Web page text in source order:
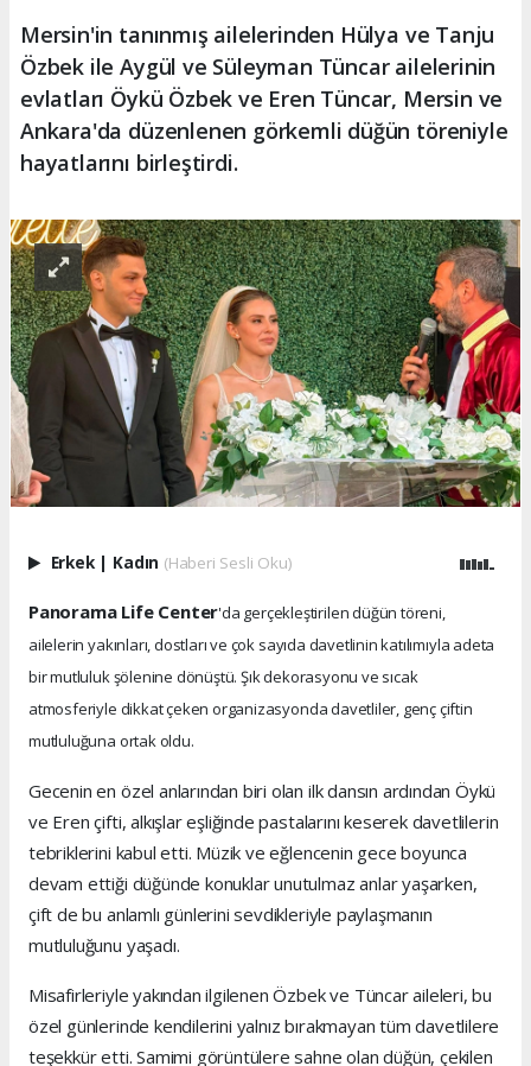
Mersin'in tanınmış ailelerinden Hülya ve Tanju
Özbek ile Aygül ve Süleyman Tüncar ailelerinin
evlatları Öykü Özbek ve Eren Tüncar, Mersin ve
Ankara'da düzenlenen görkemli düğün töreniyle
hayatlarını birleştirdi.
Erkek | Kadın (Haberi Sesli Oku)
Panorama Life Center'da gerçekleştirilen düğün töreni,
ailelerin yakınları, dostları ve çok sayıda davetlinin katılımıyla adeta
bir mutluluk şölenine dönüştü. Şık dekorasyonu ve sıcak
atmosferiyle dikkat çeken organizasyonda davetliler, genç çiftin
mutluluğuna ortak oldu.
Gecenin en özel anlarından biri olan ilk dansın ardından Öykü
ve Eren çifti, alkışlar eşliğinde pastalarını keserek davetlilerin
tebriklerini kabul etti. Müzik ve eğlencenin gece boyunca
devam ettiği düğünde konuklar unutulmaz anlar yaşarken,
çift de bu anlamlı günlerini sevdikleriyle paylaşmanın
mutluluğunu yaşadı.
Misafirleriyle yakından ilgilenen Özbek ve Tüncar aileleri, bu
özel günlerinde kendilerini yalnız bırakmayan tüm davetlilere
teşekkür etti. Samimi görüntülere sahne olan düğün, çekilen